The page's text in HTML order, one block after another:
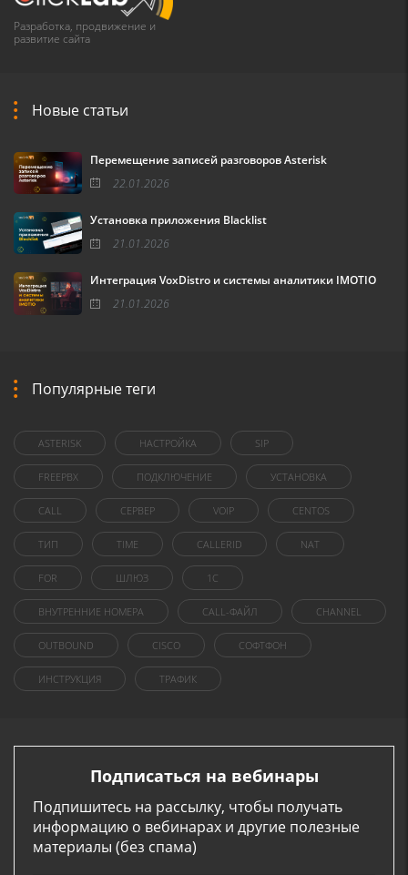
Разработка, продвижение и
развитие сайта
Новые статьи
Перемещение записей разговоров Asterisk
22.01.2026
Установка приложения Blacklist
21.01.2026
Интеграция VoxDistro и системы аналитики IMOTIO
21.01.2026
Популярные теги
ASTERISK НАСТРОЙКА SIP
FREEPBX ПОДКЛЮЧЕНИЕ УСТАНОВКА
CALL СЕРВЕР VOIP CENTOS
ТИП TIME CALLERID NAT
FOR ШЛЮЗ 1C
ВНУТРЕННИЕ НОМЕРА CALL-ФАЙЛ CHANNEL
OUTBOUND CISCO СОФТФОН
ИНСТРУКЦИЯ ТРАФИК
Подписаться на вебинары
Подпишитесь на рассылку, чтобы получать
информацию о вебинарах и другие полезные
материалы (без спама)